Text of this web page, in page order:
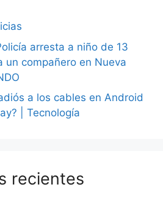
arresta a niño de 13
un compañero en Nueva
a los cables en Android
| Tecnología
recientes